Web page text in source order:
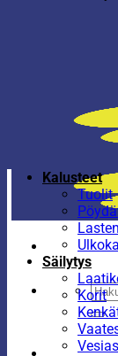
Etsi:
Kalusteet
Tuolit
Säilytys
Korit